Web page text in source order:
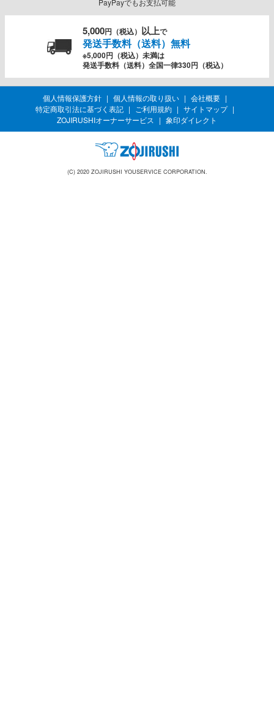
5,000円（税込） 以上で
発送手数料（送料）無料
※5,000円（税込）未満は
発送手数料（送料）全国一律330円（税込）
個人情報保護方針 個人情報の取り扱い
会社概要
特定商取引法に基づく表記
ご利用規約
サイトマップ
ZOJIRUSHIオーナーサービス
象印ダイレクト
(C) 2020 ZOJIRUSHI YOUSERVICE CORPORATION.